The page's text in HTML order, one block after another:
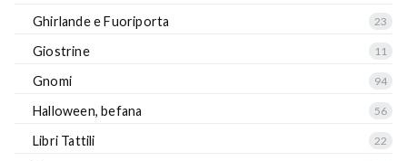
Ghirlande e Fuoriporta 23
Giostrine 11
Gnomi 94
Halloween, befana 56
Libri Tattili 22